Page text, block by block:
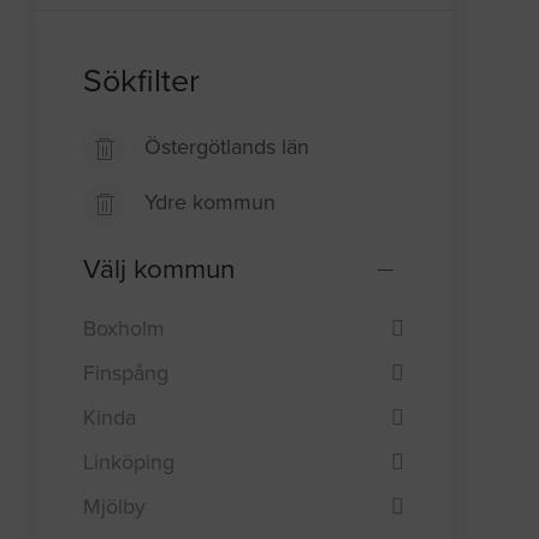
Sökfilter
Östergötlands län
Ydre kommun
Välj kommun
Boxholm
Finspång
Kinda
Linköping
Mjölby